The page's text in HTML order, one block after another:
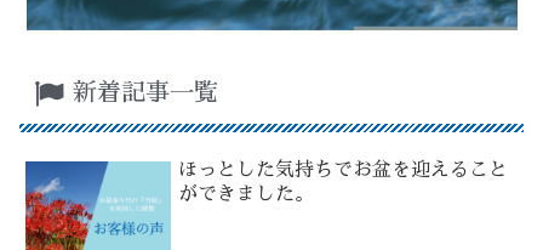
新着記事一覧
ほっとした気持ちでお盆を迎えること
ができました。